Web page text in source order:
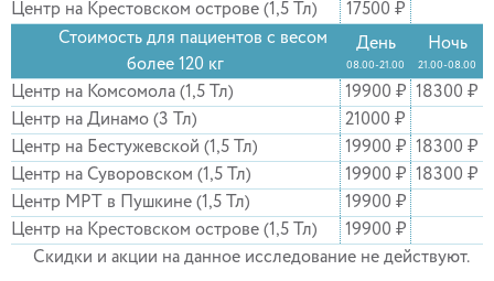
Центр на Крестовском острове (1,5 Тл)
17500 ₽
Стоимость для пациентов с весом
более 120 кг
День
08.00-21.00
Ночь
21.00-08.00
Центр на Комсомола (1,5 Тл) 19900 ₽ 18300 ₽
Центр на Динамо (3 Тл)
21000 ₽
Центр на Бестужевской (1,5 Тл)
19900 ₽ 18300 ₽
Центр на Суворовском (1,5 Тл)
19900 ₽ 18300 ₽
Центр МРТ в Пушкине (1,5 Тл)
19900 ₽
Центр на Крестовском острове (1,5 Тл)
19900 ₽
Скидки и акции на данное исследование не действуют.